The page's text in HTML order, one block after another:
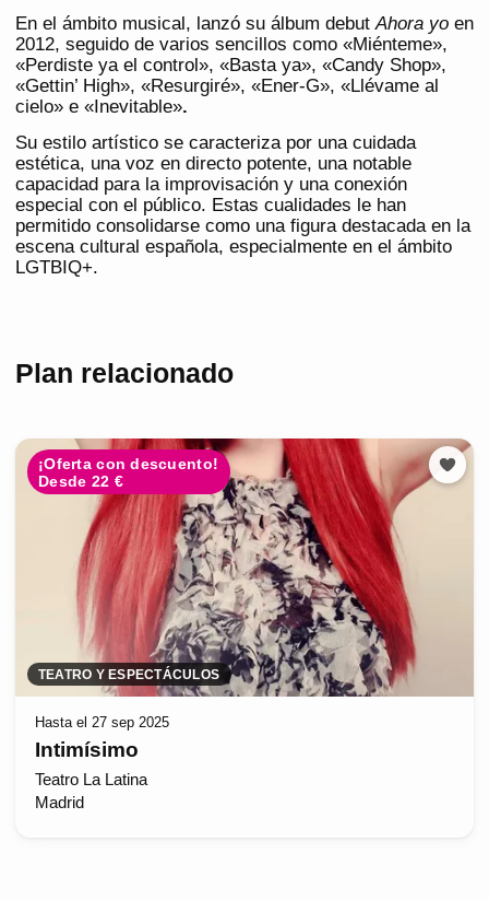
En el ámbito musical, lanzó su álbum debutAhora yo en
2012, seguido de varios sencillos como «Miénteme»,
«Perdiste ya el control», «Basta ya», «Candy Shop»,
«Gettin’ High», «Resurgiré», «Ener-G», «Llévame al
cielo» e «Inevitable».
Su estilo artístico se caracteriza por una cuidada
estética, una voz en directo potente, una notable
capacidad para la improvisación y una conexión
especial con el público. Estas cualidades le han
permitido consolidarse como una figura destacada en la
escena cultural española, especialmente en el ámbito
LGTBIQ+.
Plan relacionado
¡Oferta con descuento!
Desde 22 €
TEATRO Y ESPECTÁCULOS
Hasta el 27 sep 2025
Intimísimo
Teatro La Latina
Madrid